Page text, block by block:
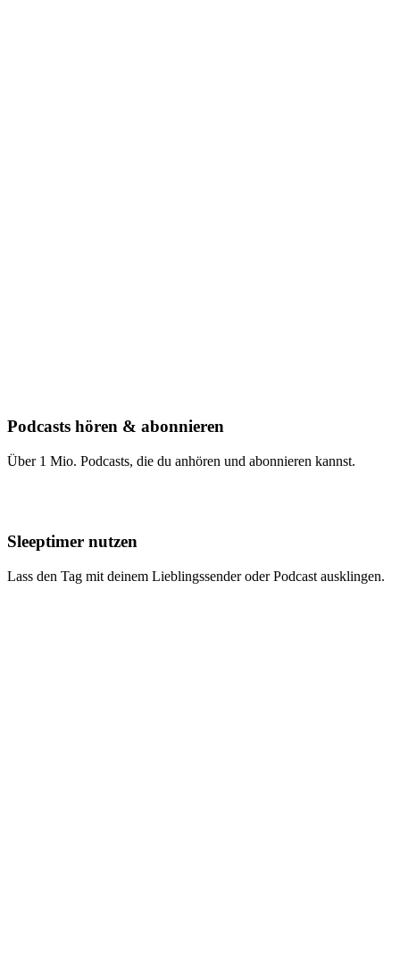
Podcasts hören & abonnieren
Über 1 Mio. Podcasts, die du anhören und abonnieren kannst.
Sleeptimer nutzen
Lass den Tag mit deinem Lieblingssender oder Podcast ausklingen.